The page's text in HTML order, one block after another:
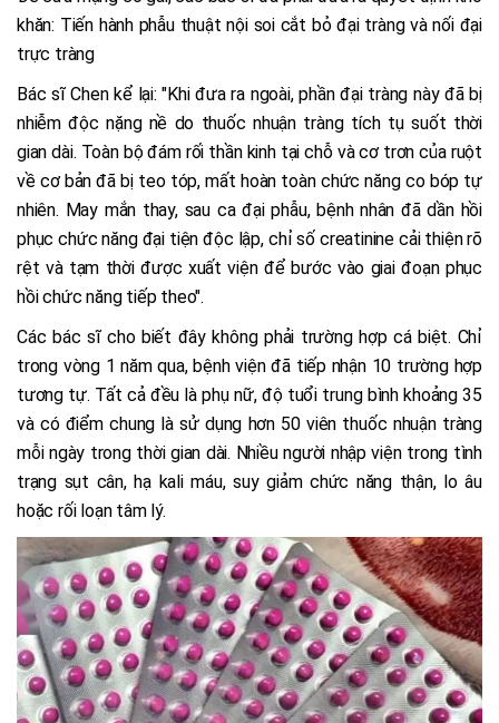
khăn: Tiến hành phẫu thuật nội soi cắt bỏ đại tràng và nối đại
trực tràng
Bác sĩ Chen kể lại: "Khi đưa ra ngoài, phần đại tràng này đã bị
nhiễm độc nặng nề do thuốc nhuận tràng tích tụ suốt thời
gian dài. Toàn bộ đám rối thần kinh tại chỗ và cơ trơn của ruột
về cơ bản đã bị teo tóp, mất hoàn toàn chức năng co bóp tự
nhiên. May mắn thay, sau ca đại phẫu, bệnh nhân đã dần hồi
phục chức năng đại tiện độc lập, chỉ số creatinine cải thiện rõ
rệt và tạm thời được xuất viện để bước vào giai đoạn phục
hồi chức năng tiếp theo".
Các bác sĩ cho biết đây không phải trường hợp cá biệt. Chỉ
trong vòng 1 năm qua, bệnh viện đã tiếp nhận 10 trường hợp
tương tự. Tất cả đều là phụ nữ, độ tuổi trung bình khoảng 35
và có điểm chung là sử dụng hơn 50 viên thuốc nhuận tràng
mỗi ngày trong thời gian dài. Nhiều người nhập viện trong tình
trạng sụt cân, hạ kali máu, suy giảm chức năng thận, lo âu
hoặc rối loạn tâm lý.